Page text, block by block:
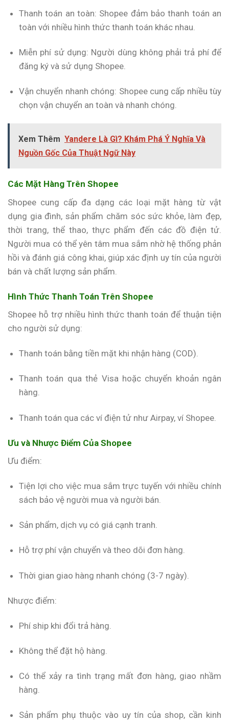
Thanh toán an toàn: Shopee đảm bảo thanh toán an
toàn với nhiều hình thức thanh toán khác nhau.
Miễn phí sử dụng: Người dùng không phải trả phí để
đăng ký và sử dụng Shopee.
Vận chuyển nhanh chóng: Shopee cung cấp nhiều tùy
chọn vận chuyển an toàn và nhanh chóng.
Xem Thêm Yandere Là Gì? Khám Phá Ý Nghĩa Và
Nguồn Gốc Của Thuật Ngữ Này
Các Mặt Hàng Trên Shopee
Shopee cung cấp đa dạng các loại mặt hàng từ vật
dụng gia đình, sản phẩm chăm sóc sức khỏe, làm đẹp,
thời trang, thể thao, thực phẩm đến các đồ điện tử.
Người mua có thể yên tâm mua sắm nhờ hệ thống phản
hồi và đánh giá công khai, giúp xác định uy tín của người
bán và chất lượng sản phẩm.
Hình Thức Thanh Toán Trên Shopee
Shopee hỗ trợ nhiều hình thức thanh toán để thuận tiện
cho người sử dụng:
Thanh toán bằng tiền mặt khi nhận hàng (COD).
Thanh toán qua thẻ Visa hoặc chuyển khoản ngân
hàng.
Thanh toán qua các ví điện tử như Airpay, ví Shopee.
Ưu và Nhược Điểm Của Shopee
Ưu điểm:
Tiện lợi cho việc mua sắm trực tuyến với nhiều chính
sách bảo vệ người mua và người bán.
Sản phẩm, dịch vụ có giá cạnh tranh.
Hỗ trợ phí vận chuyển và theo dõi đơn hàng.
Thời gian giao hàng nhanh chóng (3-7 ngày).
Nhược điểm:
Phí ship khi đổi trả hàng.
Không thể đặt hộ hàng.
Có thể xảy ra tình trạng mất đơn hàng, giao nhầm
hàng.
Sản phẩm phụ thuộc vào uy tín của shop, cần kinh